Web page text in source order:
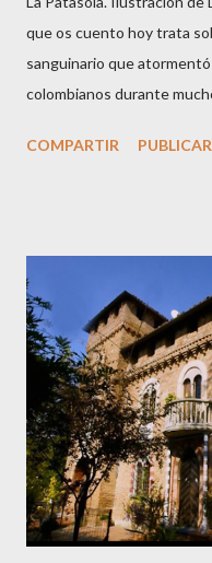
que os cuento hoy trata
sanguinario que
colombianos durante
una hermosa mujer que
Patasola es el espíritu de
el jefe de su marido;
jefe con un machete y a
su única pierna hasta que
que era una mujer que
un Viernes Santo, cuando
hacer nada, y quedó
COMPARTIR